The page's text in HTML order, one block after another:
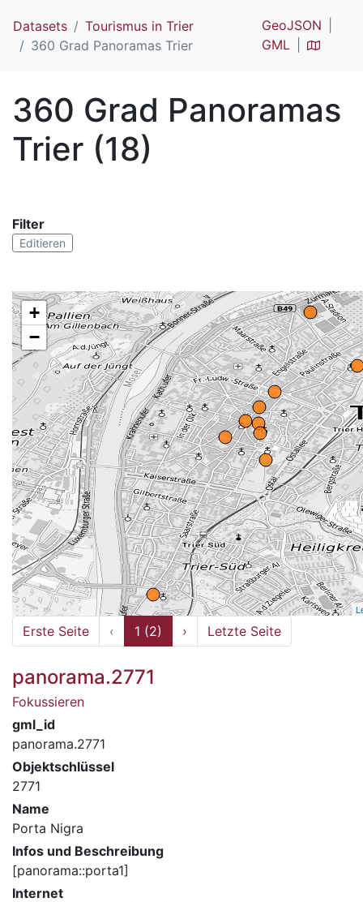
Datasets
Tourismus in Trier
360 Grad Panoramas Trier
GeoJSON
GML
360 Grad Panoramas
Trier (18)
Filter
Editieren
+
−
Erste Seite ‹ 1 (2) › Letzte Seite
panorama.2771
Fokussieren
gml_id
panorama.2771
Objektschlüssel
2771
Name
Porta Nigra
Infos und Beschreibung
[panorama::porta1]
Internet